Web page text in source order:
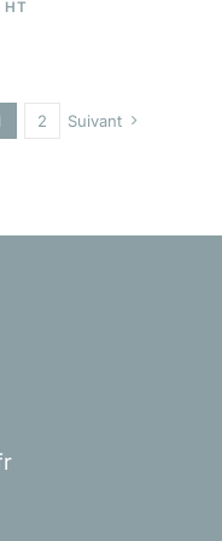
HT
2 Suivant